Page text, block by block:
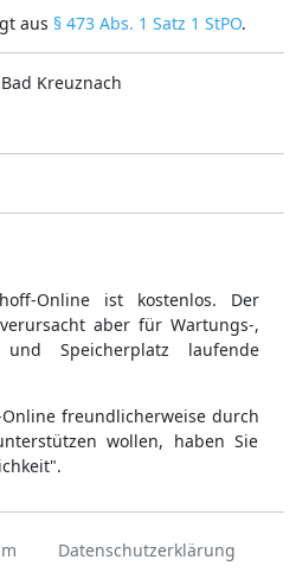
aus § 473 Abs. 1 Satz 1 StPO.
Kreuznach
Online ist kostenlos. Der
aber für Wartungs-,
und Speicherplatz laufende
freundlicherweise durch
wollen, haben Sie
Datenschutzerklärung